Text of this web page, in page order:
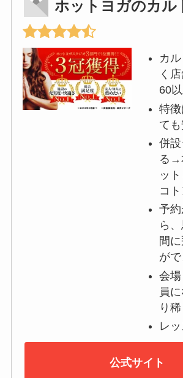
ホットヨガのカル
カ
く
60
特
て
併設
る→
ッ
コ
予
ら
間
が
会
員
り稀
レ
公式サイト